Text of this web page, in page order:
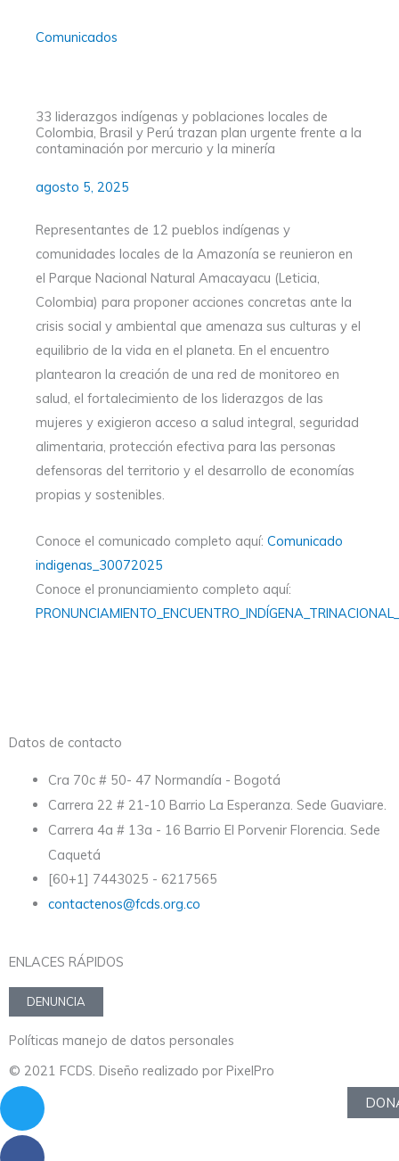
Comunicados
33 liderazgos indígenas y poblaciones locales de
Colombia, Brasil y Perú trazan plan urgente frente a la
contaminación por mercurio y la minería
agosto 5, 2025
Representantes de 12 pueblos indígenas y
comunidades locales de la Amazonía se reunieron en
el Parque Nacional Natural Amacayacu (Leticia,
Colombia) para proponer acciones concretas ante la
crisis social y ambiental que amenaza sus culturas y el
equilibrio de la vida en el planeta. En el encuentro
plantearon la creación de una red de monitoreo en
salud, el fortalecimiento de los liderazgos de las
mujeres y exigieron acceso a salud integral, seguridad
alimentaria, protección efectiva para las personas
defensoras del territorio y el desarrollo de economías
propias y sostenibles.
Conoce el comunicado completo aquí: Comunicado
indigenas_30072025
Conoce el pronunciamiento completo aquí:
Datos de contacto
Cra 70c # 50- 47 Normandía - Bogotá
Carrera 22 # 21-10 Barrio La Esperanza. Sede Guaviare.
Carrera 4a # 13a - 16 Barrio El Porvenir Florencia. Sede
Caquetá
[60+1] 7443025 - 6217565
contactenos@fcds.org.co
ENLACES RÁPIDOS
DENUNCIA
Políticas manejo de datos personales
© 2021 FCDS. Diseño realizado por PixelPro
Twitter
Facebook
Youtube
Instagram
Envelope